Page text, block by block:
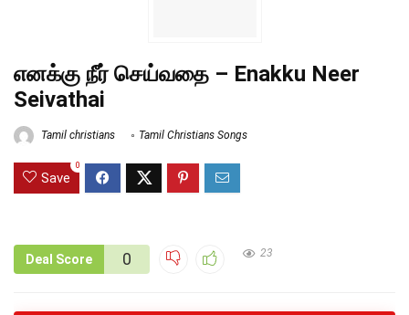
எனக்கு நீர் செய்வதை – Enakku Neer
Seivathai
Tamil christians Tamil Christians Songs
Save
0
Deal Score 0 23